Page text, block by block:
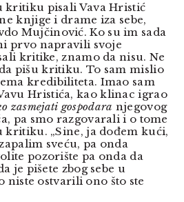
kritiku pisali Vava Hristić
knjige i drame iza sebe,
Mujčinović. Ko su im sada
prvo napravili svoje
kritike, znamo da nisu. Ne
pišu kritiku. To sam mislio
kredibiliteta. Imao sam
Hristića, kao klinac igrao
zasmejati gospodara njegovog
pa smo razgovarali i o tome
kritiku. „Sine, ja dođem kući,
sveću, pa onda
pozorište pa onda da
je pišete zbog sebe u
niste ostvarili ono što ste